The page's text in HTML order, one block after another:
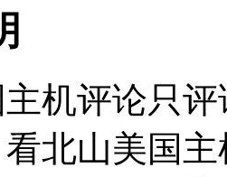
机评论只
北山美国